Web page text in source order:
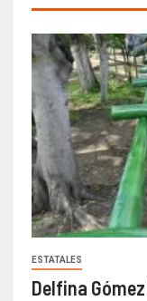
ESTATALES
Delfina